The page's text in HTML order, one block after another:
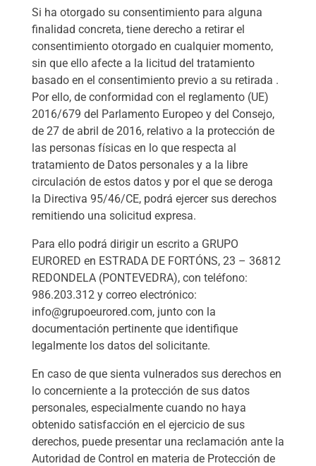
Si ha otorgado su consentimiento para alguna
finalidad concreta, tiene derecho a retirar el
consentimiento otorgado en cualquier momento,
sin que ello afecte a la licitud del tratamiento
basado en el consentimiento previo a su retirada .
Por ello, de conformidad con el reglamento (UE)
2016/679 del Parlamento Europeo y del Consejo,
de 27 de abril de 2016, relativo a la protección de
las personas físicas en lo que respecta al
tratamiento de Datos personales y a la libre
circulación de estos datos y por el que se deroga
la Directiva 95/46/CE, podrá ejercer sus derechos
remitiendo una solicitud expresa.
Para ello podrá dirigir un escrito a GRUPO
EURORED en ESTRADA DE FORTÓNS, 23 – 36812
REDONDELA (PONTEVEDRA), con teléfono:
986.203.312 y correo electrónico:
info@grupoeurored.com, junto con la
documentación pertinente que identifique
legalmente los datos del solicitante.
En caso de que sienta vulnerados sus derechos en
lo concerniente a la protección de sus datos
personales, especialmente cuando no haya
obtenido satisfacción en el ejercicio de sus
derechos, puede presentar una reclamación ante la
Autoridad de Control en materia de Protección de